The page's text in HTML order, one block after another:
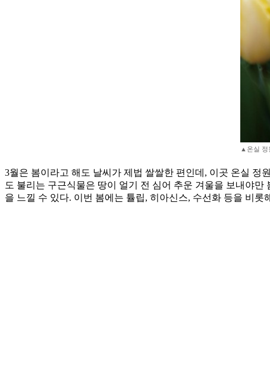
▲온실 정
3월은 봄이라고 해도 날씨가 제법 쌀쌀한 편인데, 이곳 온실 정
도 불리는 구근식물은 땅이 얼기 전 심어 추운 겨울을 보내야
을 느낄 수 있다. 이번 봄에는 튤립, 히아신스, 수선화 등을 비